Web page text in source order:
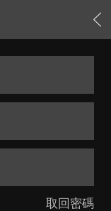
取回密碼